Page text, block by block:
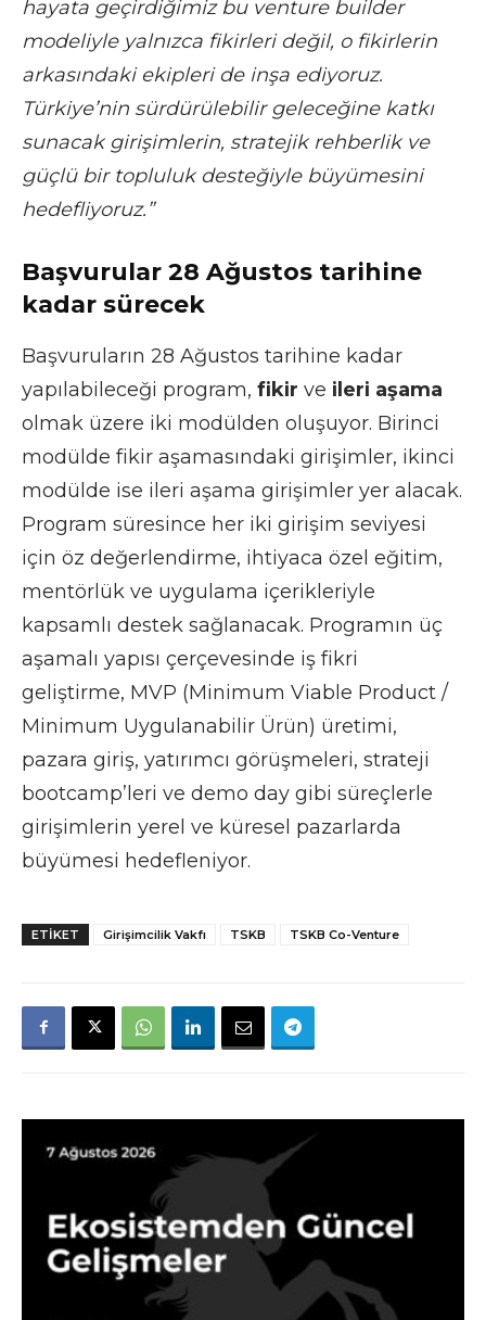
hayata geçirdiğimiz bu venture builder
modeliyle yalnızca fikirleri değil, o fikirlerin
arkasındaki ekipleri de inşa ediyoruz.
Türkiye’nin sürdürülebilir geleceğine katkı
sunacak girişimlerin, stratejik rehberlik ve
güçlü bir topluluk desteğiyle büyümesini
hedefliyoruz.”
Başvurular 28 Ağustos tarihine
kadar sürecek
Başvuruların 28 Ağustos tarihine kadar
yapılabileceği program, fikir ve ileri aşama
olmak üzere iki modülden oluşuyor. Birinci
modülde fikir aşamasındaki girişimler, ikinci
modülde ise ileri aşama girişimler yer alacak.
Program süresince her iki girişim seviyesi
için öz değerlendirme, ihtiyaca özel eğitim,
mentörlük ve uygulama içerikleriyle
kapsamlı destek sağlanacak. Programın üç
aşamalı yapısı çerçevesinde iş fikri
geliştirme, MVP (Minimum Viable Product /
Minimum Uygulanabilir Ürün) üretimi,
pazara giriş, yatırımcı görüşmeleri, strateji
bootcamp’leri ve demo day gibi süreçlerle
girişimlerin yerel ve küresel pazarlarda
büyümesi hedefleniyor.
ETIKET Girişimcilik Vakfı TSKB TSKB Co-Venture